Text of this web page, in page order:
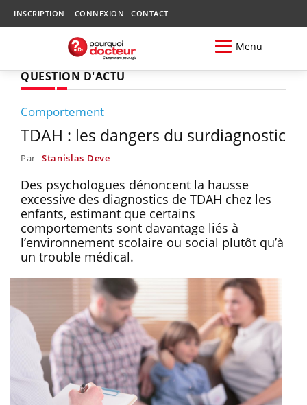
INSCRIPTION CONNEXION CONTACT
Menu
QUESTION D'ACTU
Comportement
TDAH : les dangers du surdiagnostic
Par Stanislas Deve
Des psychologues dénoncent la hausse
excessive des diagnostics de TDAH chez les
enfants, estimant que certains
comportements sont davantage liés à
l’environnement scolaire ou social plutôt qu’à
un trouble médical.